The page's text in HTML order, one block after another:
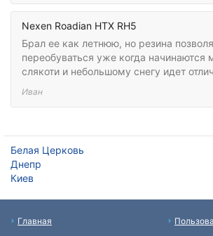
Nexen Roadian HTX RH5
Брал ее как летнюю, но резина
переобуваться уже когда начинаются
слякоти и небольшому снегу идет
Иван
Белая Церковь
Днепр
Киев
Главная